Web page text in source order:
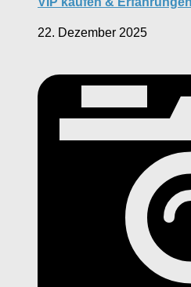
22. Dezember 2025